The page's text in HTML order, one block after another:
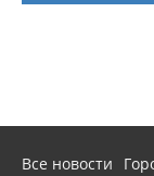
Все новости